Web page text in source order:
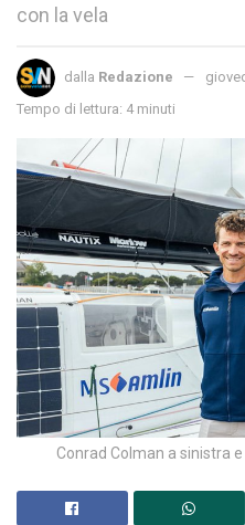
con la vela
dalla Redazione
Tempo di lettura: 4 minuti
Conrad Colman a sinistra